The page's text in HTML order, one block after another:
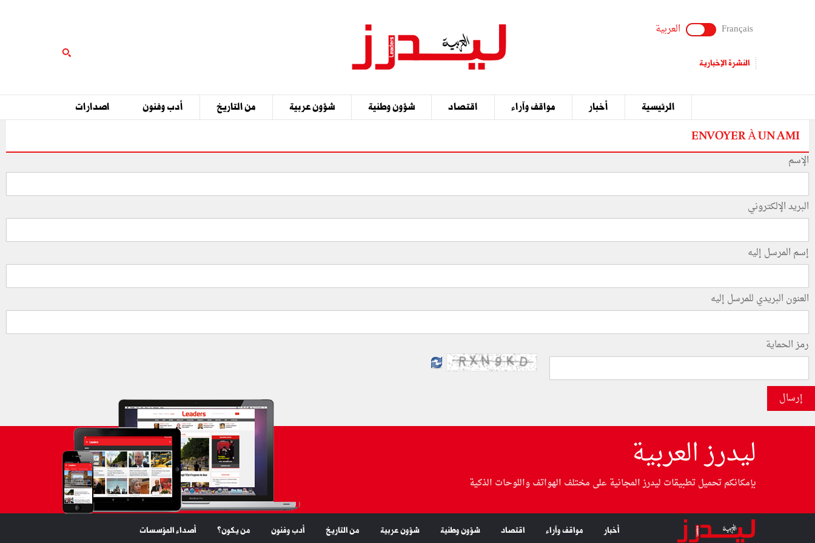
Français العربية
النشرة الإخبارية
الرئيسية أخبار مواقف وآراء اقتصاد شؤون وطنية شؤون عربية من التاريخ أدب وفنون اصدارات
ENVOYER À UN AMI
الإسم
البريد الإلكتروني
إسم المرسل إليه
العنون البريدي للمرسل إليه
رمز الحماية
إرسال
ليدرز العربية
بإمكانكم تحميل تطبيقات ليدرز المجانية على مختلف الهواتف واللوحات الذكية
أخبار مواقف وآراء اقتصاد شؤون وطنية شؤون عربية من التاريخ أدب وفنون من يكون؟ أصداء المؤسسات